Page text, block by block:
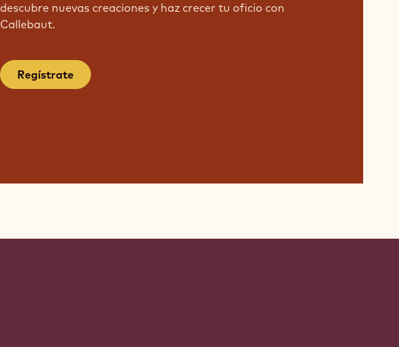
descubre nuevas creaciones y haz crecer tu oficio con
Callebaut.
Regístrate